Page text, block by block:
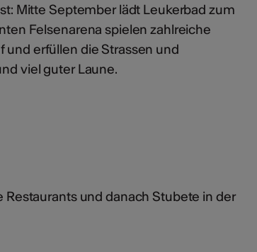
Mitte September lädt Leukerbad zum
Felsenarena spielen zahlreiche
und erfüllen die Strassen und
viel guter Laune.
und danach Stubete in der